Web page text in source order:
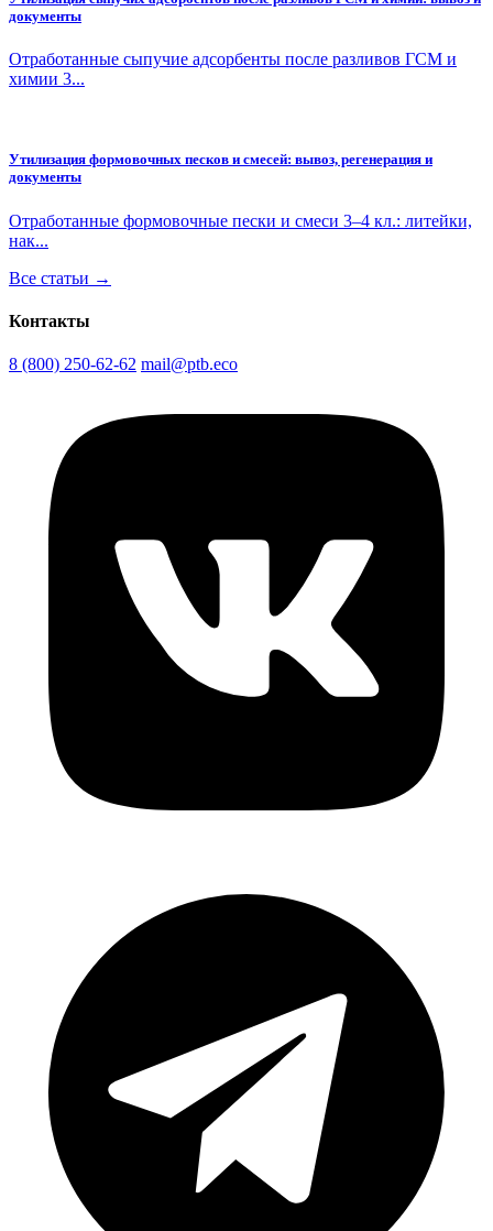
документы
Отработанные сыпучие адсорбенты после разливов ГСМ и
химии 3...
Утилизация формовочных песков и смесей: вывоз, регенерация и
документы
Отработанные формовочные пески и смеси 3–4 кл.: литейки,
нак...
Все статьи →
Контакты
8 (800) 250-62-62 mail@ptb.eco